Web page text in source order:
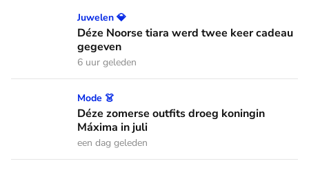
Déze Noorse tiara werd twee keer cadeau gegeven
Juwelen 💎
Déze Noorse tiara werd twee keer cadeau
gegeven
6 uur geleden
Déze zomerse outfits droeg koningin Máxima in juli
Mode 👗
Déze zomerse outfits droeg koningin
Máxima in juli
een dag geleden